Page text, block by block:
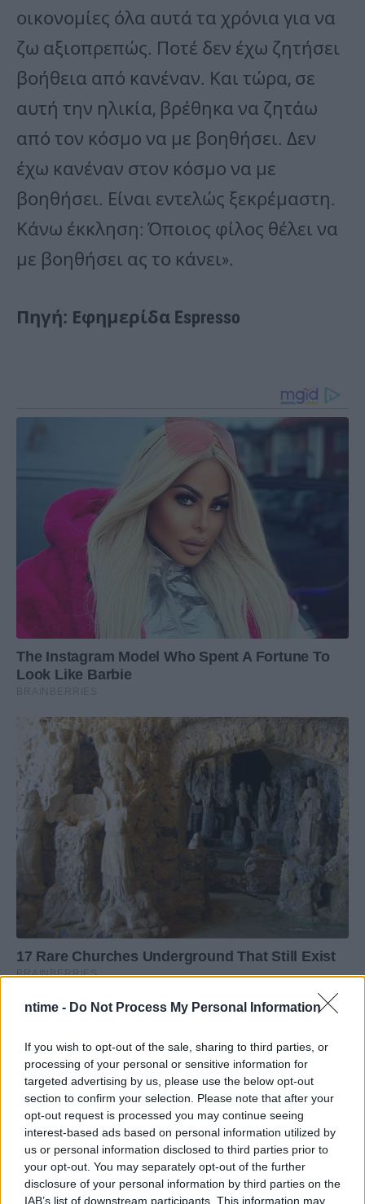
ntime - Do Not Process My Personal Information
If you wish to opt-out of the sale, sharing to third parties, or
processing of your personal or sensitive information for
targeted advertising by us, please use the below opt-out
section to confirm your selection. Please note that after your
opt-out request is processed you may continue seeing
interest-based ads based on personal information utilized by
us or personal information disclosed to third parties prior to
your opt-out. You may separately opt-out of the further
disclosure of your personal information by third parties on the
IAB’s list of downstream participants. This information may
οικονομίες όλα αυτά τα χρόνια για να
ζω αξιοπρεπώς. Ποτέ δεν έχω ζητήσει
βοήθεια από κανέναν. Και τώρα, σε
αυτή την ηλικία, βρέθηκα να ζητάω
από τον κόσμο να με βοηθήσει. Δεν
έχω κανέναν στον κόσμο να με
βοηθήσει. Είναι εντελώς ξεκρέμαστη.
Κάνω έκκληση: Όποιος φίλος θέλει να
με βοηθήσει ας το κάνει».
Πηγή: Εφημερίδα Espresso